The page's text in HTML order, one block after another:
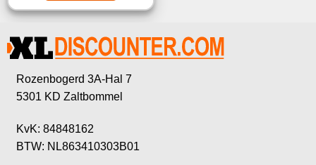
Rozenbogerd 3A-Hal 7
5301 KD Zaltbommel
KvK: 84848162
BTW: NL863410303B01